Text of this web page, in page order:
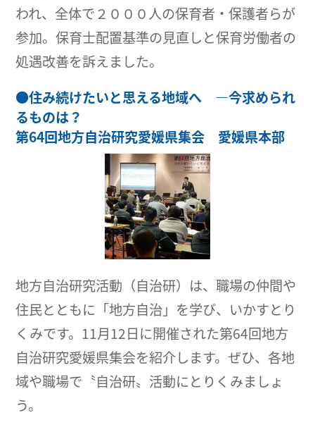
われ、全体で２０００人の保育者・保護者らが
参加。保育士配置基準の見直しと保育労働者の
処遇改善を訴えました。
●住み続けたいと思える地域へ ―今求められ
るものは？
第64回地方自治研究愛媛県集会 愛媛県本部
地方自治研究活動（自治研）は、職場の仲間や
住民とともに「地方自治」を学び、いかすとり
くみです。11月12日に開催された第64回地方
自治研究愛媛県集会を紹介します。ぜひ、各地
域や職場で〝自治研〟活動にとりくみましょ
う。